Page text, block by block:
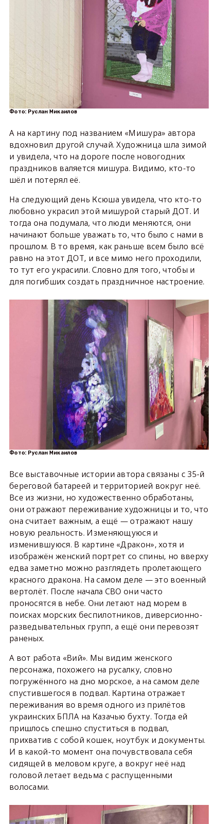
Фото: Руслан Микаилов
А на картину под названием «Мишура» автора
вдохновил другой случай. Художница шла зимой
и увидела, что на дороге после новогодних
праздников валяется мишура. Видимо, кто-то
шёл и потерял её.
На следующий день Ксюша увидела, что кто-то
любовно украсил этой мишурой старый ДОТ. И
тогда она подумала, что люди меняются, они
начинают больше уважать то, что было с нами в
прошлом. В то время, как раньше всем было всё
равно на этот ДОТ, и все мимо него проходили,
то тут его украсили. Словно для того, чтобы и
для погибших создать праздничное настроение.
Фото: Руслан Микаилов
Все выставочные истории автора связаны с 35-й
береговой батареей и территорией вокруг неё.
Все из жизни, но художественно обработаны,
они отражают переживание художницы и то, что
она считает важным, а ещё — отражают нашу
новую реальность. Изменяющуюся и
изменившуюся. В картине «Дракон», хотя и
изображён женский портрет со спины, но вверху
едва заметно можно разглядеть пролетающего
красного дракона. На самом деле — это военный
вертолёт. После начала СВО они часто
проносятся в небе. Они летают над морем в
поисках морских беспилотников, диверсионно-
разведывательных групп, а ещё они перевозят
раненых.
А вот работа «Вий». Мы видим женского
персонажа, похожего на русалку, словно
погружённого на дно морское, а на самом деле
спустившегося в подвал. Картина отражает
переживания во время одного из прилётов
украинских БПЛА на Казачью бухту. Тогда ей
пришлось спешно спуститься в подвал,
прихватив с собой кошек, ноутбук и документы.
И в какой-то момент она почувствовала себя
сидящей в меловом круге, а вокруг неё над
головой летает ведьма с распущенными
волосами.